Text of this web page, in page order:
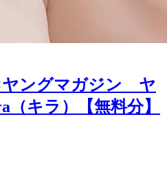
ヤングマガジン ヤ
キラ）【無料分】